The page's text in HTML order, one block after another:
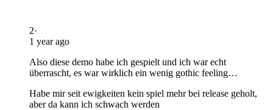
2·
1 year ago
Also diese demo habe ich gespielt und ich war echt
überrascht, es war wirklich ein wenig gothic feeling…
Habe mir seit ewigkeiten kein spiel mehr bei release geholt,
aber da kann ich schwach werden